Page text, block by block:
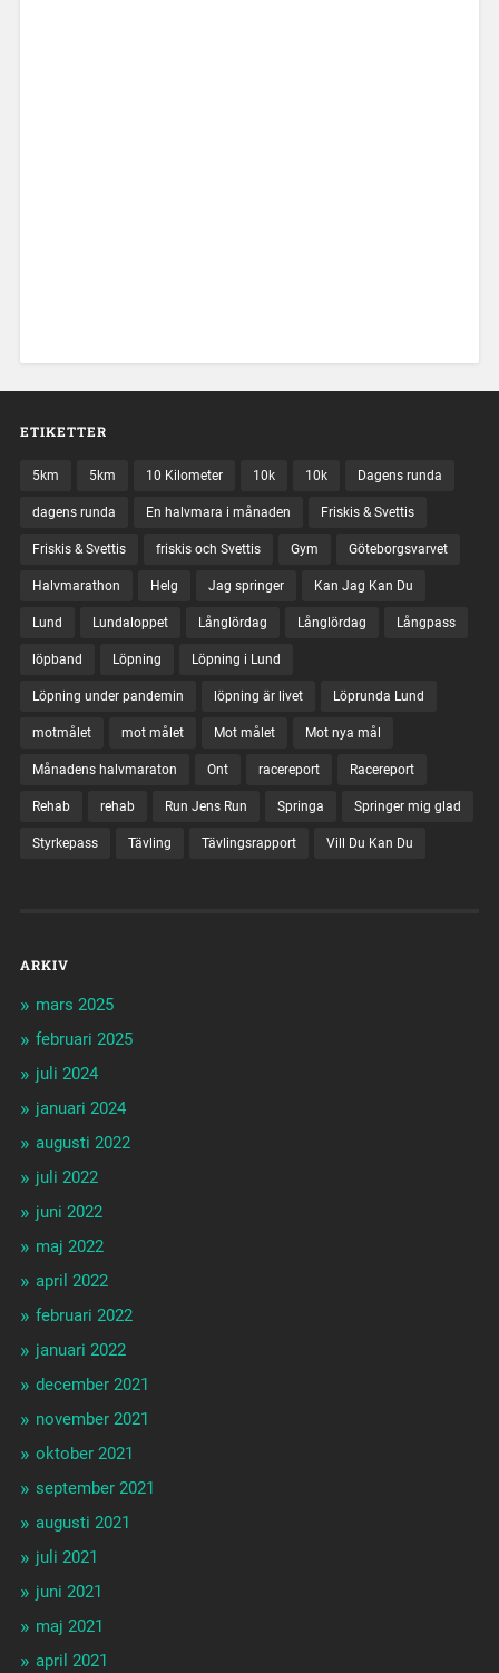
ETIKETTER
5km 5km 10 Kilometer 10k 10k Dagens runda
dagens runda En halvmara i månaden Friskis & Svettis
Friskis & Svettis friskis och Svettis Gym Göteborgsvarvet
Halvmarathon Helg Jag springer Kan Jag Kan Du
Lund Lundaloppet Långlördag Långlördag Långpass
löpband Löpning Löpning i Lund
Löpning under pandemin löpning är livet Löprunda Lund
motmålet mot målet Mot målet Mot nya mål
Månadens halvmaraton Ont racereport Racereport
Rehab rehab Run Jens Run Springa Springer mig glad
Styrkepass Tävling Tävlingsrapport Vill Du Kan Du
ARKIV
mars 2025
februari 2025
juli 2024
januari 2024
augusti 2022
juli 2022
juni 2022
maj 2022
april 2022
februari 2022
januari 2022
december 2021
november 2021
oktober 2021
september 2021
augusti 2021
juli 2021
juni 2021
maj 2021
april 2021